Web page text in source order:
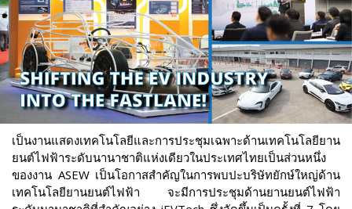
เป็นงานแสดงเทคโนโลยีและการประชุมเฉพาะด้านเทคโนโลยียาน
ยนต์ไฟฟ้าระดับนานาชาติแห่งเดียวในประเทศไทยเป็นส่วนหนึ่ง
ของงาน ASEW เป็นโอกาสสำคัญในการพบปะบริษัทยักษ์ใหญ่ด้าน
เทคโนโลยียานยนต์ไฟฟ้า จะมีการประชุมด้านยานยนต์ไฟฟ้า